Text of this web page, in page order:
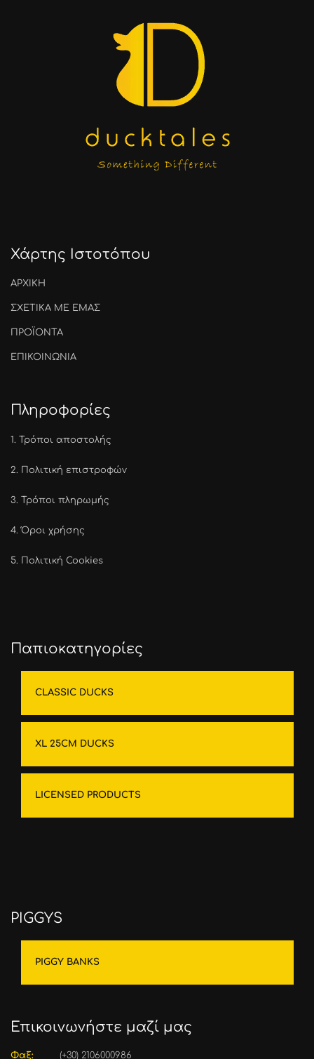
Χάρτης Ιστοτόπου
ΑΡΧΙΚΗ
ΣΧΕΤΙΚΑ ΜΕ ΕΜΑΣ
ΠΡΟΪΟΝΤΑ
ΕΠΙΚΟΙΝΩΝΙΑ
Πληροφορίες
1. Τρόποι αποστολής
2. Πολιτική επιστροφών
3. Τρόποι πληρωμής
4.Όροι χρήσης
5. Πολιτική Cookies
Παπιοκατηγορίες
CLASSIC DUCKS
XL 25CM DUCKS
LICENSED PRODUCTS
PIGGYS
PIGGY BANKS
Επικοινωνήστε μαζί μας
Φαξ: (+30) 2106000986